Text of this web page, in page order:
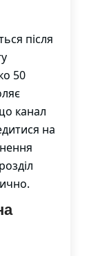
після
50
канал
на